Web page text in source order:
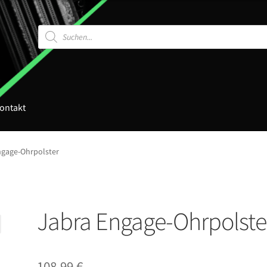
Products
search
Ohrpolster
Jabra Engage-